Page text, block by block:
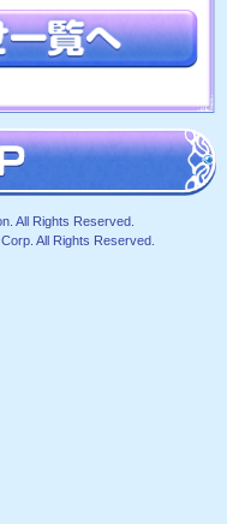
All Rights Reserved.
All Rights Reserved.